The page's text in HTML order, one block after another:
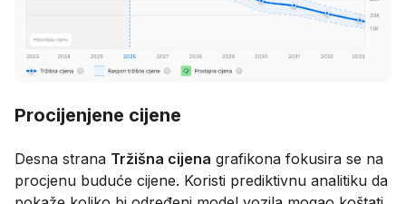
Procijenjene cijene
Desna strana Tržišna cijena grafikona fokusira se na
procjenu buduće cijene. Koristi prediktivnu analitiku da